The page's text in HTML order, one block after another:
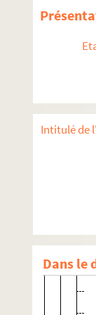
Intitulé de
Dans le